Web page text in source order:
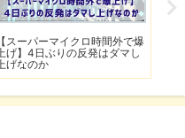
【スーパーマイクロ時間外で爆
上げ】4日ぶりの反発はダマし
上げなのか